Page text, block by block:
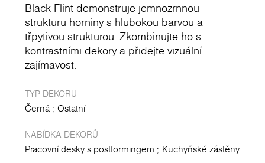
Black Flint demonstruje jemnozrnnou
strukturu horniny s hlubokou barvou a
třpytivou strukturou. Zkombinujte ho s
kontrastními dekory a přidejte vizuální
zajímavost.
TYP DEKORU
Černá Ostatní
NABÍDKA DEKORŮ
Pracovní desky s postformingem Kuchyňské zástěny